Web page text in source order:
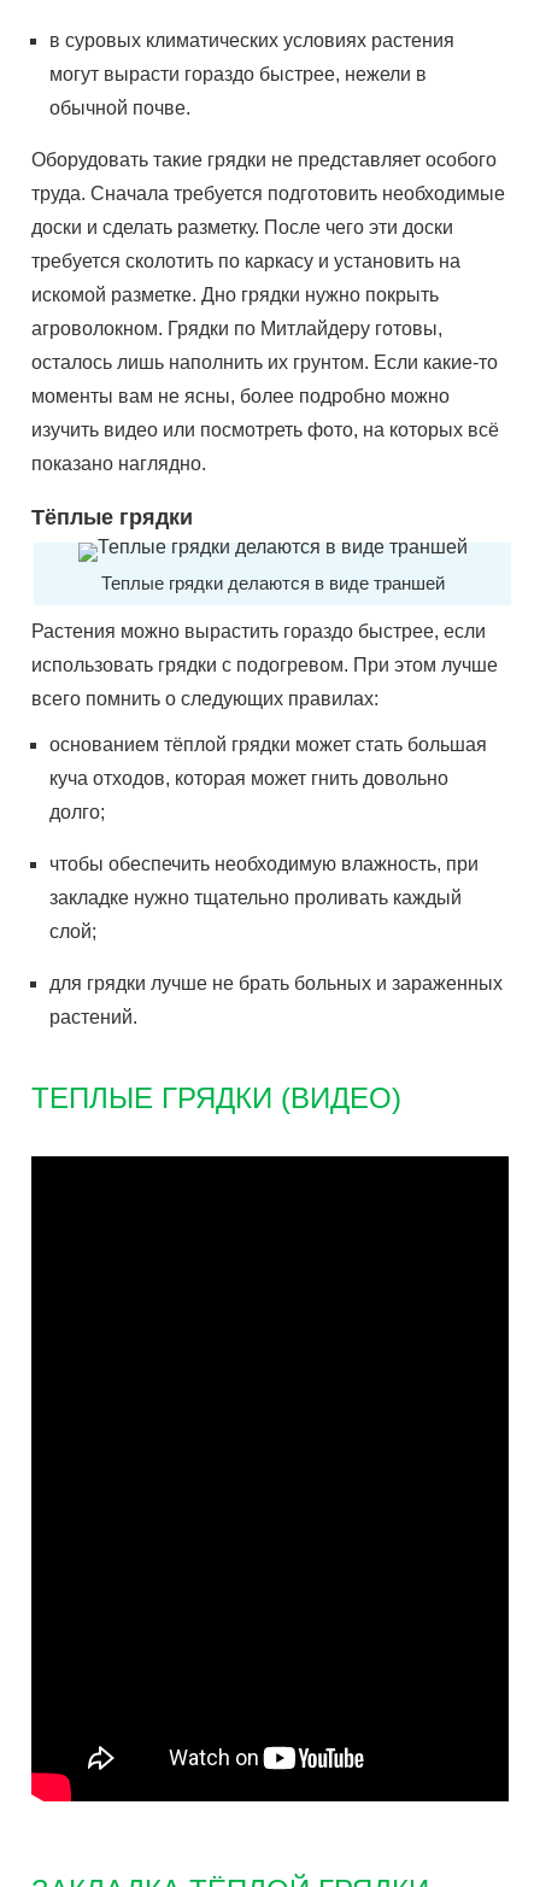
в суровых климатических условиях растения
могут вырасти гораздо быстрее, нежели в
обычной почве.
Оборудовать такие грядки не представляет особого
труда. Сначала требуется подготовить необходимые
доски и сделать разметку. После чего эти доски
требуется сколотить по каркасу и установить на
искомой разметке. Дно грядки нужно покрыть
агроволокном. Грядки по Митлайдеру готовы,
осталось лишь наполнить их грунтом. Если какие-то
моменты вам не ясны, более подробно можно
изучить видео или посмотреть фото, на которых всё
показано наглядно.
Тёплые грядки
Теплые грядки делаются в виде траншей
Растения можно вырастить гораздо быстрее, если
использовать грядки с подогревом. При этом лучше
всего помнить о следующих правилах:
основанием тёплой грядки может стать большая
куча отходов, которая может гнить довольно
долго;
чтобы обеспечить необходимую влажность, при
закладке нужно тщательно проливать каждый
слой;
для грядки лучше не брать больных и зараженных
растений.
ТЕПЛЫЕ ГРЯДКИ (ВИДЕО)